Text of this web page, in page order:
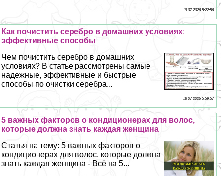
19 07 2026 5:22:56
Как почистить серебро в домашних условиях:
эффективные способы
Чем почистить серебро в домашних
условиях? В статье рассмотрены самые
надежные, эффективные и быстрые
способы по очистки серебра...
18 07 2026 5:59:57
5 важных факторов о кондиционерах для волос,
которые должна знать каждая женщина
Статья на тему: 5 важных факторов о
кондиционерах для волос, которые должна
знать каждая женщина - Всё на 5...